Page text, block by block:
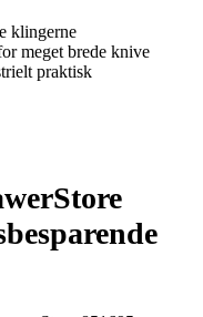
klingerne
meget brede knive
praktisk